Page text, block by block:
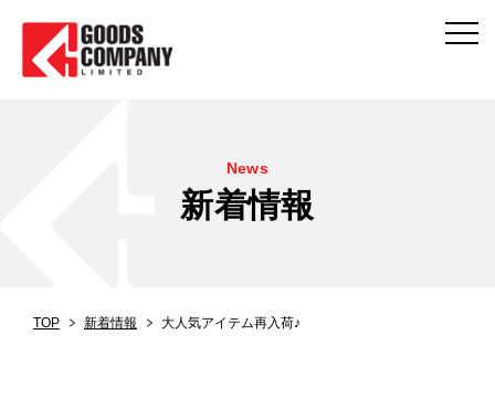
News
新着情報
TOP 新着情報 大人気アイテム再入荷♪